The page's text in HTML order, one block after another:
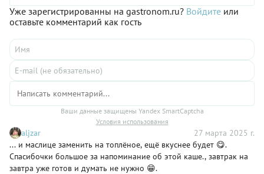
Уже зарегистрированны на gastronom.ru? Войдите или
оставьте комментарий как гость
Ваши данные защищены Yandex SmartCaptcha
Условия использования
aljzar
27 марта 2025 г.
... и маслице заменить на топлёное, ещё вкуснее будет 😋.
Спасибочки большое за напоминание об этой каше., завтрак на
завтра уже готов и думать не нужно 😁.